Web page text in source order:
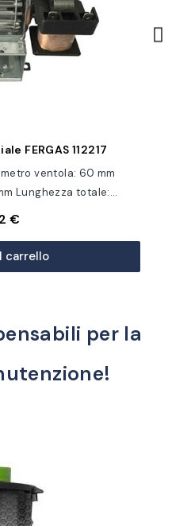
FERGAS 112217
ventola: 60 mm
Lunghezza totale:…
€
carrello
per la